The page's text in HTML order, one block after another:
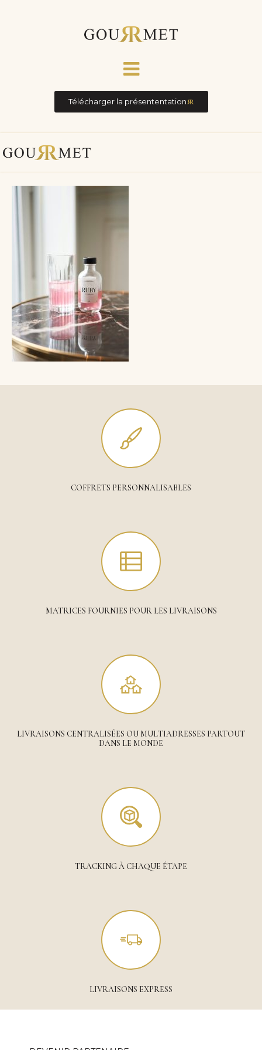
Télécharger la présententation
COFFRETS PERSONNALISABLES
MATRICES FOURNIES POUR LES LIVRAISONS
LIVRAISONS CENTRALISÉES OU MULTIADRESSES PARTOUT
DANS LE MONDE
TRACKING À CHAQUE ÉTAPE
LIVRAISONS EXPRESS